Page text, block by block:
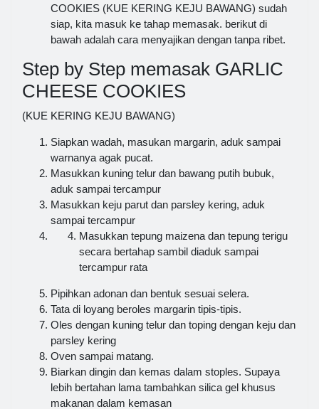
COOKIES (KUE KERING KEJU BAWANG) sudah
siap, kita masuk ke tahap memasak. berikut di
bawah adalah cara menyajikan dengan tanpa ribet.
Step by Step memasak GARLIC
CHEESE COOKIES
(KUE KERING KEJU BAWANG)
Siapkan wadah, masukan margarin, aduk sampai
warnanya agak pucat.
Masukkan kuning telur dan bawang putih bubuk,
aduk sampai tercampur
Masukkan keju parut dan parsley kering, aduk
sampai tercampur
Masukkan tepung maizena dan tepung terigu
secara bertahap sambil diaduk sampai
tercampur rata
Pipihkan adonan dan bentuk sesuai selera.
Tata di loyang beroles margarin tipis-tipis.
Oles dengan kuning telur dan toping dengan keju dan
parsley kering
Oven sampai matang.
Biarkan dingin dan kemas dalam stoples. Supaya
lebih bertahan lama tambahkan silica gel khusus
makanan dalam kemasan